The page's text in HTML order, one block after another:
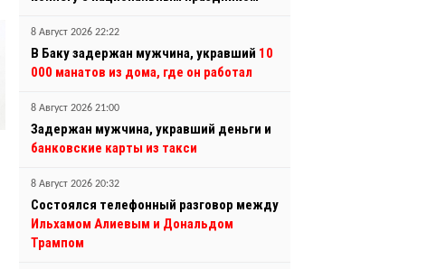
8 Август 2026 22:22
В Баку задержан мужчина, укравший 10
000 манатов из дома, где он работал
8 Август 2026 21:00
Задержан мужчина, укравший деньги и
банковские карты из такси
8 Август 2026 20:32
Состоялся телефонный разговор между
Ильхамом Алиевым и Дональдом
Трампом